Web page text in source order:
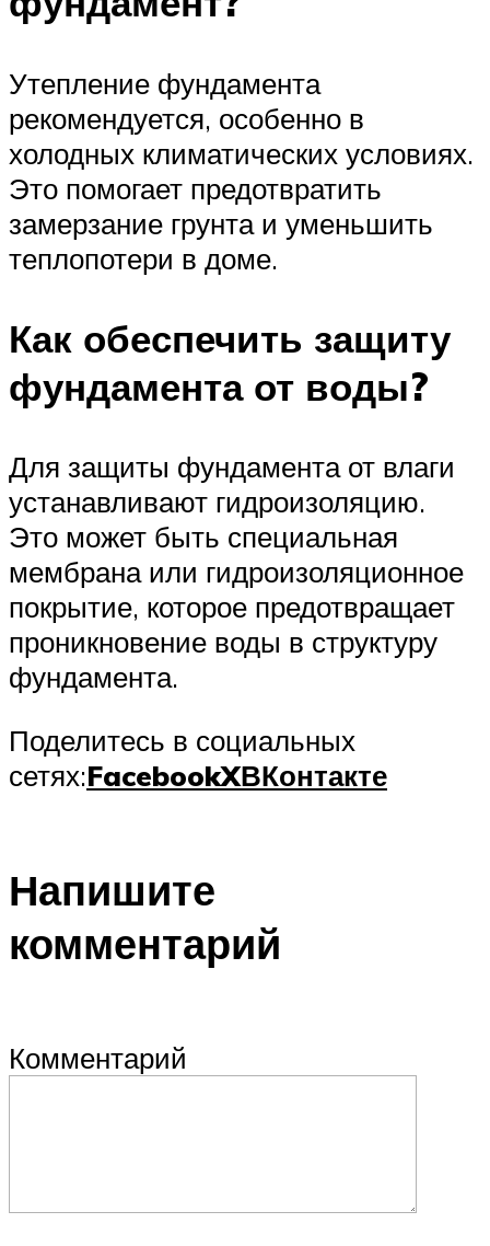
Утепление фундамента
рекомендуется, особенно в
холодных климатических условиях.
Это помогает предотвратить
замерзание грунта и уменьшить
теплопотери в доме.
Как обеспечить защиту
фундамента от воды?
Для защиты фундамента от влаги
устанавливают гидроизоляцию.
Это может быть специальная
мембрана или гидроизоляционное
покрытие, которое предотвращает
проникновение воды в структуру
фундамента.
Поделитесь в социальных
сетях:FacebookXВКонтакте
Напишите
комментарий
Комментарий